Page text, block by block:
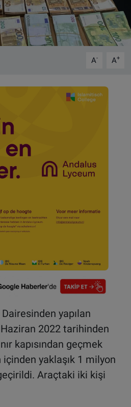
A- A+
yapılan
2022 tarihinden
kapısından geçmek
yaklaşık 1 milyon
Araçtaki iki kişi